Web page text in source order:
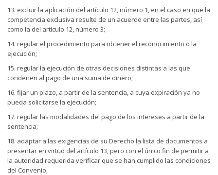
13. excluir la aplicación del artículo 12, número 1, en el caso en que la
competencia exclusiva resulte de un acuerdo entre las partes, así
como la del artículo 12, número 3;
14. regular el procedimiento para obtener el reconocimiento o la
ejecución;
15. regular la ejecución de otras decisiones distintas a las que
condenen al pago de una suma de dinero;
16. fijar un plazo, a partir de la sentencia, a cuya expiración ya no
pueda solicitarse la ejecución;
17. regular las modalidades del pago de los intereses a partir de la
sentencia;
18. adaptar a las exigencias de su Derecho la lista de documentos a
presentar en virtud del artículo 13, pero con el único fin de permitir a
la autoridad requerida verificar que se han cumplido las condiciones
del Convenio;